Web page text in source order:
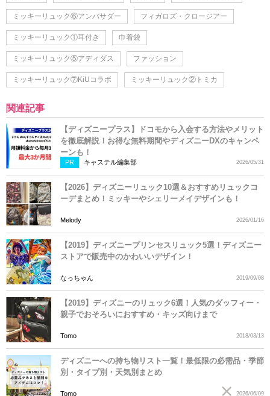
ミッキーリュック⑥アンバサダー フィガロズ・クロージアー
ミッキーリュック①耳付き 巾着袋
ミッキーリュック⑤アディダス ファッション
ミッキーリュック⑦KiUコラボ ミッキーリュック②トミカ
関連記事
【ディズニープラス】ドコモから入会する方法やメリット
を徹底解説！お得な無料期間やディズニーDXのキャンペ
ーンも！
PR キャステル編集部 2026/05/31
【2026】ディズニーリュック10選＆おすすめリュックコ
ーデまとめ！ミッキーやシェリーメイデザインも！
Melody 2026/01/16
【2019】ディズニープリンセスリュック5選！ディズニー
ストアで販売中のかわいいデザイン！
なっちゃん 2019/09/08
【2019】ディズニーのリュック6選！人気のダッフィー・
親子でおそろいにおすすめ・キッズ向けまで
Tomo 2018/03/13
ディズニーへの持ち物リスト一覧！最低限の必需品・季節
別・タイプ別・天気別まとめ
Tomo 2026/06/09